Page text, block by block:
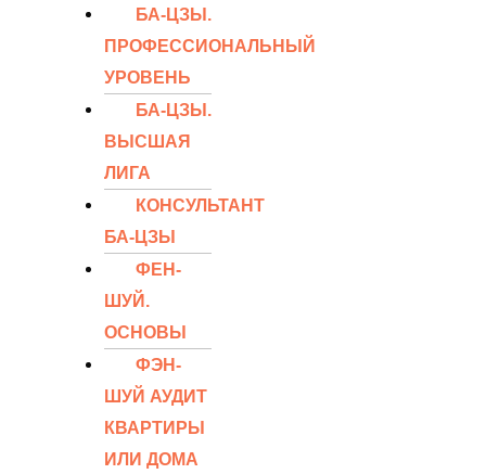
БА-ЦЗЫ.
ПРОФЕССИОНАЛЬНЫЙ
УРОВЕНЬ
БА-ЦЗЫ.
ВЫСШАЯ
ЛИГА
КОНСУЛЬТАНТ
БА-ЦЗЫ
ФЕН-
ШУЙ.
ОСНОВЫ
ФЭН-
ШУЙ АУДИТ
КВАРТИРЫ
ИЛИ ДОМА